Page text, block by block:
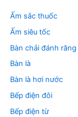
m
Ấm sắc thuốc
Ấm siêu tốc
Bàn chải đánh răng
Bàn là
Bàn là hơi nước
Bếp điện đôi
Bếp điện từ